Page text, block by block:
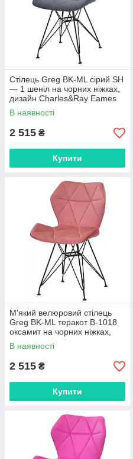
Стілець Greg BK-ML сірий SH
— 1 шеніл на чорних ніжках,
дизайн Charles&Ray Eames
В наявності
2 515 ₴
Купити
М'який велюровий стілець
Greg BK-ML теракот В-1018
оксамит на чорних ніжках,
дизайн Charles&Ray Eames
В наявності
2 515 ₴
Купити